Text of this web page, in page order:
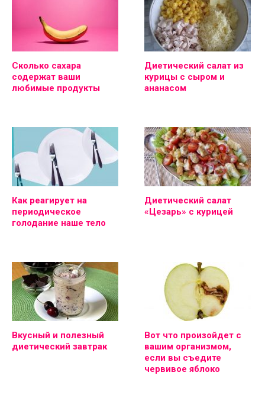
Сколько сахара
содержат ваши
любимые продукты
Диетический салат из
курицы с сыром и
ананасом
Как реагирует на
периодическое
голодание наше тело
Диетический салат
«Цезарь» с курицей
Вкусный и полезный
диетический завтрак
Вот что произойдет с
вашим организмом,
если вы съедите
червивое яблоко